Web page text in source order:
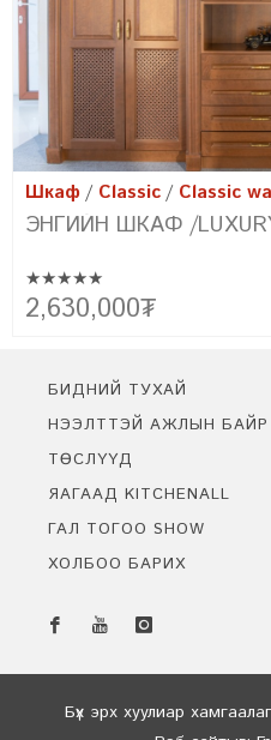
Шкаф Classic Classic
ЭНГИЙН ШКАФ /
Эртний сонгодог болон орчин
цогцлоосон бидний төгс
бүтээх болсноор үүссэн юм.
2,150,000₮
★★★★★
БИДНИЙ ТУХАЙ
НЭЭЛТТЭЙ АЖЛЫН БАЙР
ТӨСЛҮҮД
ЯАГААД KITCHENALL
ГАЛ ТОГОО SHOW
ХОЛБОО БАРИХ
Бүх эрх хуулиар